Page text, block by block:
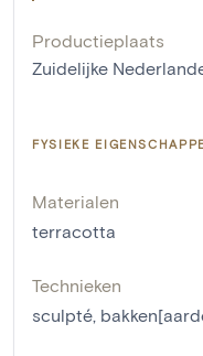
Productieplaats
Zuidelijke
FYSIEKE
Materialen
terracotta
Technieken
sculpté